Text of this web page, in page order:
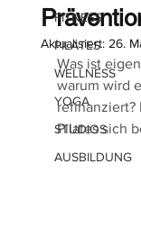
FITNESS
PILATES
WELLNESS
YOGA
STUDIOS
AUSBILDUNG
Aktualisiert: 26.
Was ist
warum wird
refinanziert?
Pilates sich